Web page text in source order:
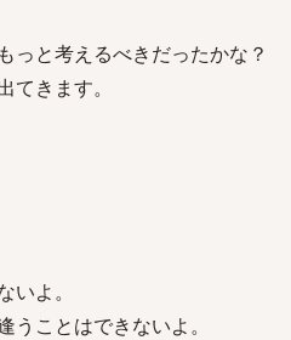
っと考えるべきだったかな？
きます。
いよ。
ことはできないよ。